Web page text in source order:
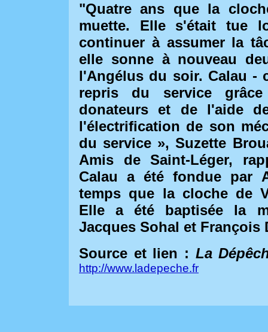
"Quatre ans que la
muette. Elle s'était tue
continuer à assumer la
elle sonne à nouveau
l'Angélus du soir. Calau -
repris du service
donateurs et de l'aide
l'électrification de son
du service », Suzette
Amis de Saint-Léger,
Calau a été fondue par
temps que la cloche de
Elle a été baptisée la
Jacques Sohal et François
Source et lien : La
http://www.ladepeche.fr